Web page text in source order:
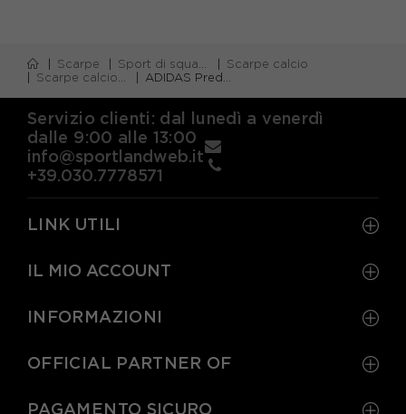
Scarpe Sport di squadra
Scarpe calcio
Scarpe calcio firm ground (fg)
ADIDAS Predator Pro Fg Ft Sky Blu Giallo - Scarpe Da Calcio Uomo
Servizio clienti: dal lunedì a venerdì
dalle 9:00 alle 13:00
info@sportlandweb.it
+39.030.7778571
LINK UTILI
IL MIO ACCOUNT
INFORMAZIONI
OFFICIAL PARTNER OF
PAGAMENTO SICURO